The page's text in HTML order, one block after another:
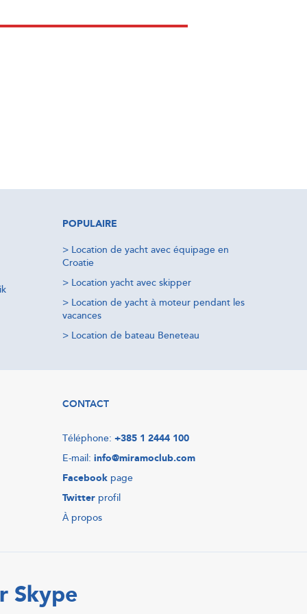
POPULAIRE
> Location de yacht avec équipage en
Croatie
> Location yacht avec skipper
> Location de yacht à moteur pendant les
vacances
> Location de bateau Beneteau
CONTACT
Téléphone: +385 1 2444 100
E-mail: info@miramoclub.com
Facebook page
Twitter profil
À propos
Skype